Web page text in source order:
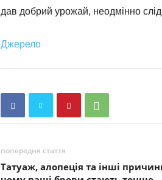
дав добрий урожай, неодмінно
Джерело
попередня стаття
Татуаж, алопеція та інші